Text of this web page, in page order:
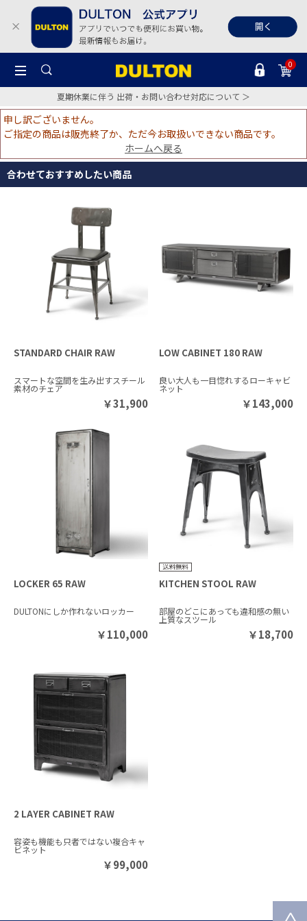
0
夏期休業に伴う 出荷・お問い合わせ対応について ＞
申し訳ございません。
ご指定の商品は販売終了か、ただ今お取扱いできない商品です。
ホームへ戻る
合わせておすすめしたい商品
STANDARD CHAIR RAW
スマートな空間を生み出すスチール
素材のチェア
￥31,900
LOW CABINET 180 RAW
良い大人も一目惚れするローキャビ
ネット
￥143,000
LOCKER 65 RAW
DULTONにしか作れないロッカー
￥110,000
KITCHEN STOOL RAW
部屋のどこにあっても違和感の無い
上質なスツール
￥18,700
2 LAYER CABINET RAW
容姿も機能も只者ではない複合キャ
ビネット
￥99,000